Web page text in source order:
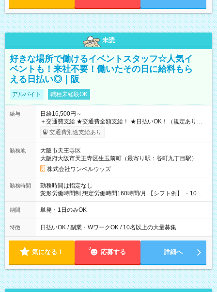
未読
好きな場所で働けるイベントスタッフ☆人気イ
ベントも！来社不要！働いたその日に給料もら
える日払い◎｜阪
アルバイト 職種未経験OK
給与
日給16,500円～
＋交通費支給 ★交通費全額支給！ ★日払いOK！（規定あり） ┗
働いたその日に現金GET♪ お仕事後はコンビニATMから 日払
交通費別途支給あり
勤務地
大阪市天王寺区
大阪府大阪市天王寺区生玉前町（最寄り駅：谷町九丁目駅）
株式会社ワンベルウッズ
勤務時間
勤務時間は指定なし
変形労働時間制 想定労働時間160時間/月 【シフト例】 ・10：
00～20：00
期間 単発・1日のみOK
特徴 日払いOK / 副業・WワークOK / 10名以上の大量募集
気になる！ 応募する 詳細へ